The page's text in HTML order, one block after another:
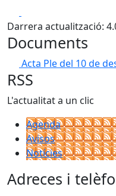
Darrera actualització:
Documents
Acta Ple del 10 de
RSS
L'actualitat a un clic
Agenda
Avisos
Notícies
Adreces i